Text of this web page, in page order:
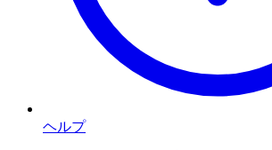
ヘルプ